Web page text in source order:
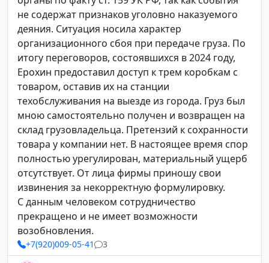
не содержат признаков уголовно наказуемого
деяния. Ситуация носила характер
организационного сбоя при передаче груза. По
итогу переговоров, состоявшихся в 2024 году,
Ерохин предоставил доступ к трем коробкам с
товаром, оставив их на станции
техобслуживания на выезде из города. Груз был
мною самостоятельно получен и возвращен на
склад грузовладельца. Претензий к сохранности
товара у компании нет. В настоящее время спор
полностью урегулирован, материальный ущерб
отсутствует. От лица фирмы приношу свои
извинения за некорректную формулировку.
С данным человеком сотрудничество
прекращено и не имеет возможности
возобновления.
+7(920)009-05-41 3